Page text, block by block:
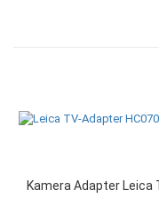
Kamera Adapter Leica